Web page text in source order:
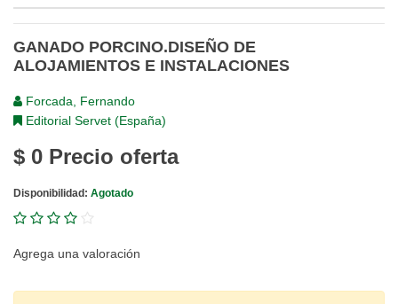
GANADO PORCINO.DISEÑO DE
ALOJAMIENTOS E INSTALACIONES
Forcada, Fernando
Editorial Servet (España)
$ 0 Precio oferta
Disponibilidad: Agotado
Agrega una valoración